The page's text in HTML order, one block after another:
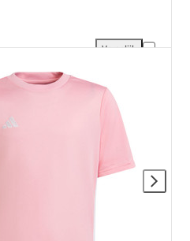
Vergelijk